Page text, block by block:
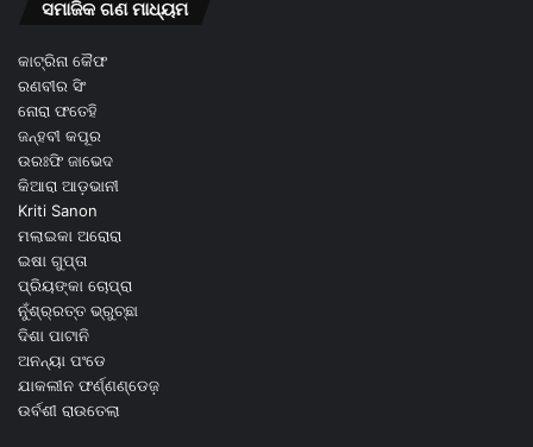
ସମାଜିକ ଗଣ ମାଧ୍ୟମ
କାଟ୍ରିନା କୈଫ
ରଣବୀର ସିଂ
ନୋରା ଫତେହି
ଜନ୍ହବୀ କପୂର
ଉରଃଫି ଜାଭେଦ
କିଆରା ଆଡ଼ଭାନୀ
Kriti Sanon
ମଲାଇକା ଅରୋରା
ଇଷା ଗୁପ୍ତା
ପ୍ରିୟଙ୍କା ଚୋପ୍ରା
ନୁଁଶ୍ର୍ରତ୍ତ ଭ୍ରୁଚ୍ଛା
ଦିଶା ପାଟାନି
ଅନନ୍ୟା ପଂଡେ
ଯାକଲୀନ ଫର୍ଣ୍ଣଣ୍ଡେଜ଼
ଉର୍ବଶୀ ରାଉତେଲା